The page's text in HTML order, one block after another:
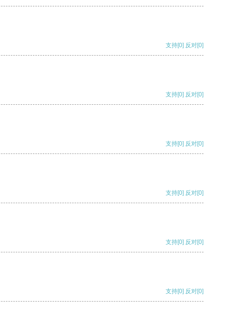
支持[0] 反对[0]
支持[0] 反对[0]
支持[0] 反对[0]
支持[0] 反对[0]
支持[0] 反对[0]
支持[0] 反对[0]